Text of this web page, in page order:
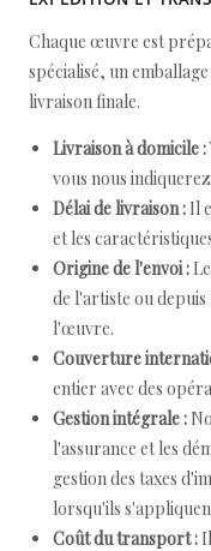
Chaque œuvre est
spécialisé, un
livraison finale.
Livraison à domicile :
vous nous
Délai de livraison : Il
et les
Origine de l'envoi :
de l'artiste ou
l'œuvre.
Couverture
entier avec des
Gestion intégrale :
l'assurance et les
gestion des taxes
lorsqu'ils
Coût du transport :